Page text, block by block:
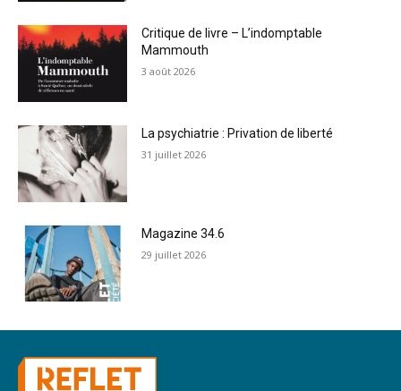
Critique de livre – L’indomptable
Mammouth
3 août 2026
La psychiatrie : Privation de liberté
31 juillet 2026
Magazine 34.6
29 juillet 2026